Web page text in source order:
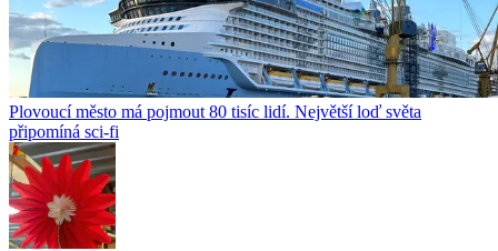
Plovoucí město má pojmout 80 tisíc lidí. Největší loď světa
připomíná sci-fi